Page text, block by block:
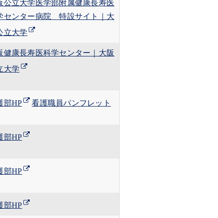
公立大学医学部附属健康長寿医
センター病院 特設サイト｜大
立大学
健康長寿医科学センター｜大阪
大学
部HP 看護職員パンフレット
部HP
部HP
部HP